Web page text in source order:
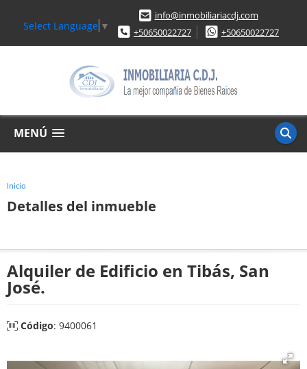
Select Language ▼
info@inmobiliariacdj.com
+50650022727
+50650022727
MENÚ
Inicio
Detalles del inmueble
Alquiler de Edificio en Tibás, San
José.
Código: 9400061